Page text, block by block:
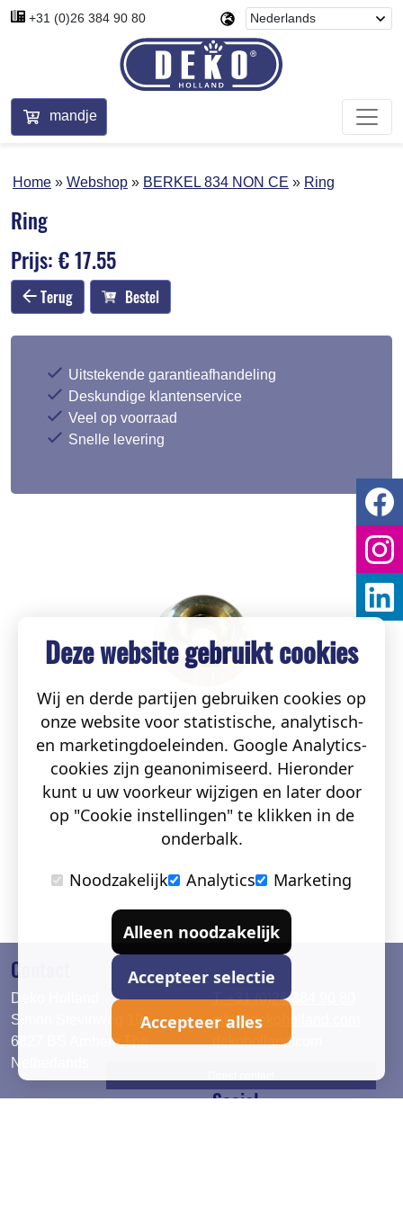
+31 (0)26 384 90 80
mandje
Home Webshop BERKEL 834 NON CE Ring
Ring
Prijs: € 17.55
Terug Bestel
Uitstekende garantieafhandeling
Deskundige klantenservice
Veel op voorraad
Snelle levering
Contact
Deko Holland
Simon Stevinweg 19
6827 BS Arnhem The
Netherlands
T. +31 (0)26 384 90 80
info@dekoholland.com
dekoholland.com
Social
Deze website gebruikt cookies
Wij en derde partijen gebruiken cookies op
onze website voor statistische, analytisch-
en marketingdoeleinden. Google Analytics-
cookies zijn geanonimiseerd. Hieronder
kunt u uw voorkeur wijzigen en later door
op "Cookie instellingen" te klikken in de
onderbalk.
Noodzakelijk
Analytics Marketing
Alleen noodzakelijk
Accepteer selectie
Accepteer alles